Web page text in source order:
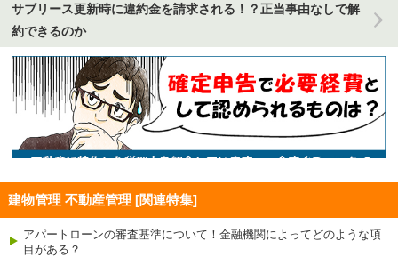
サブリース更新時に違約金を請求される！？正当事由なしで解
約できるのか
建物管理 不動産管理 [関連特集]
アパートローンの審査基準について！金融機関によってどのような項
目がある？